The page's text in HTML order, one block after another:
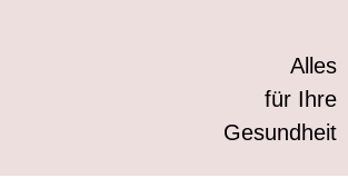
Alles
für Ihre
Gesundheit